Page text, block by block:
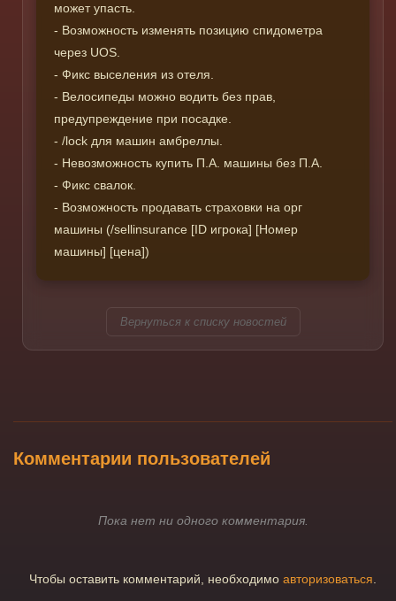
может упасть.
- Возможность изменять позицию спидометра
через UOS.
- Фикс выселения из отеля.
- Велосипеды можно водить без прав,
предупреждение при посадке.
- /lock для машин амбреллы.
- Невозможность купить П.А. машины без П.А.
- Фикс свалок.
- Возможность продавать страховки на орг
машины (/sellinsurance [ID игрока] [Номер
машины] [цена])
Вернуться к списку новостей
Комментарии пользователей
Пока нет ни одного комментария.
Чтобы оставить комментарий, необходимо авторизоваться